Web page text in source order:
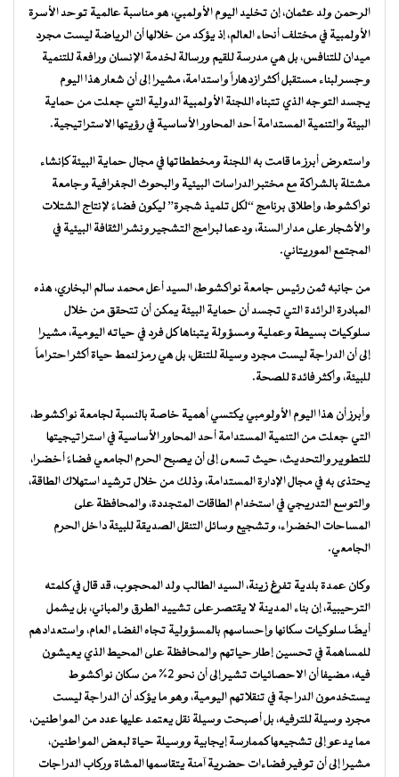
الرحمن ولد عثمان، إن تخليد اليوم الأولمبي، هو مناسبة عالمية توحد الأسرة
الأولمبية في مختلف أنحاء العالم، إذ يؤكد من خلالها أن الرياضة ليست مجرد
ميدان للتنافس، بل هي مدرسة للقيم ورسالة لخدمة الإنسان ورافعة للتنمية
وجسر لبناء مستقبل أكثر ازدهاراً واستدامة، مشيرا إلى أن شعار هذا اليوم
يجسد التوجه الذي تتبناه اللجنة الأولمبية الدولية التي جعلت من حماية
البيئة والتنمية المستدامة أحد المحاور الأساسية في رؤيتها الاستراتيجية.
واستعرض أبرز ما قامت به اللجنة ومخططاتها في مجال حماية البيئة كإنشاء
مشتلة بالشراكة مع مختبر الدراسات البيئية والبحوث الجغرافية وجامعة
نواكشوط، وإطلاق برنامج “لكل تلميذ شجرة” ليكون فضاءً لإنتاج الشتلات
والأشجار على مدار السنة، ودعما لبرامج التشجير ونشر الثقافة البيئية في
المجتمع الموريتاني.
من جانبه ثمن رئيس جامعة نواكشوط، السيد أعل محمد سالم البخاري، هذه
المبادرة الرائدة التي تجسد أن حماية البيئة يمكن أن تتحقق من خلال
سلوكيات بسيطة وعملية ومسؤولة يتبناها كل فرد في حياته اليومية، مشيرا
إلى أن الدراجة ليست مجرد وسيلة للتنقل، بل هي رمز لنمط حياة أكثر احتراماً
للبيئة، وأكثر فائدة للصحة.
وأبرز أن هذا اليوم الأولومبي يكتسي أهمية خاصة بالنسبة لجامعة نواكشوط،
التي جعلت من التنمية المستدامة أحد المحاور الأساسية في استراتيجيتها
للتطوير والتحديث، حيث تسعى إلى أن يصبح الحرم الجامعي فضاءً أخضرا،
يحتذى به في مجال الإدارة المستدامة، وذلك من خلال ترشيد استهلاك الطاقة،
والتوسع التدريجي في استخدام الطاقات المتجددة، والمحافظة على
المساحات الخضراء، وتشجيع وسائل التنقل الصديقة للبيئة داخل الحرم
الجامعي.
وكان عمدة بلدية تفرغ زينة، السيد الطالب ولد المحجوب، قد قال في كلمته
الترحيبية، إن بناء المدينة لا يقتصر على تشييد الطرق والمباني، بل يشمل
أيضًا سلوكيات سكانها وإحساسهم بالمسؤولية تجاه الفضاء العام، واستعدادهم
للمساهمة في تحسين إطار حياتهم والمحافظة على المحيط الذي يعيشون
فيه، مضيفا أن الاحصائيات تشير إلى أن نحو 2% من سكان نواكشوط
يستخدمون الدراجة في تنقلاتهم اليومية، وهو ما يؤكد أن الدراجة ليست
مجرد وسيلة للترفيه، بل أصبحت وسيلة نقل يعتمد عليها عدد من المواطنين،
مما يدعو إلى تشجيعها كممارسة إيجابية ووسيلة حياة لبعض المواطنين،
مشيرا إلى أن توفير فضاءات حضرية آمنة يتقاسمها المشاة وركاب الدراجات